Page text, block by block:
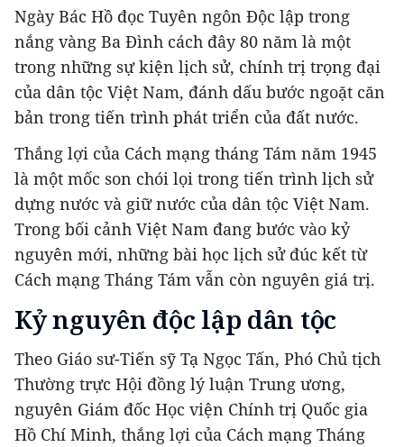
Ngày Bác Hồ đọc Tuyên ngôn Độc lập trong
nắng vàng Ba Đình cách đây 80 năm là một
trong những sự kiện lịch sử, chính trị trọng đại
của dân tộc Việt Nam, đánh dấu bước ngoặt căn
bản trong tiến trình phát triển của đất nước.
Thắng lợi của Cách mạng tháng Tám năm 1945
là một mốc son chói lọi trong tiến trình lịch sử
dựng nước và giữ nước của dân tộc Việt Nam.
Trong bối cảnh Việt Nam đang bước vào kỷ
nguyên mới, những bài học lịch sử đúc kết từ
Cách mạng Tháng Tám vẫn còn nguyên giá trị.
Kỷ nguyên độc lập dân tộc
Theo Giáo sư-Tiến sỹ Tạ Ngọc Tấn, Phó Chủ tịch
Thường trực Hội đồng lý luận Trung ương,
nguyên Giám đốc Học viện Chính trị Quốc gia
Hồ Chí Minh, thắng lợi của Cách mạng Tháng